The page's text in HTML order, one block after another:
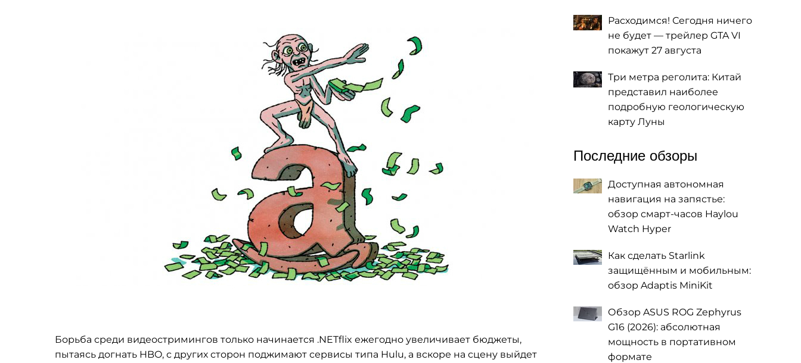
Борьба среди видеостримингов только начинается .NETflix ежегодно увеличивает бюджеты,
пытаясь догнать HBO, с других сторон поджимают сервисы типа Hulu, а вскоре на сцену выйдет
Расходимся! Сегодня ничего
не будет — трейлер GTA VI
покажут 27 августа
Три метра реголита: Китай
представил наиболее
подробную геологическую
карту Луны
Последние обзоры
Доступная автономная
навигация на запястье:
обзор смарт-часов Haylou
Watch Hyper
Как сделать Starlink
защищённым и мобильным:
обзор Adaptis MiniKit
Обзор ASUS ROG Zephyrus
G16 (2026): абсолютная
мощность в портативном
формате